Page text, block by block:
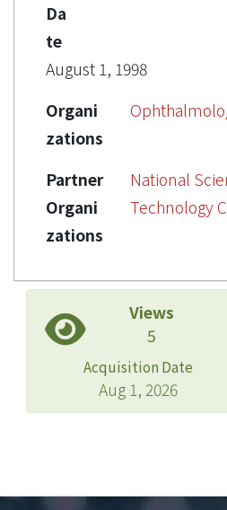
Da
te
August 1, 1998
Organi
zations
Partner
Organi
zations
National
Technology
Views
5
Acquisition Date
Aug 1, 2026